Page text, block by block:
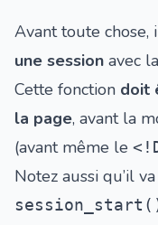
Avant toute
une session avec
Cette fonction doit
la page, avant la
(avant même le
Notez aussi qu’il